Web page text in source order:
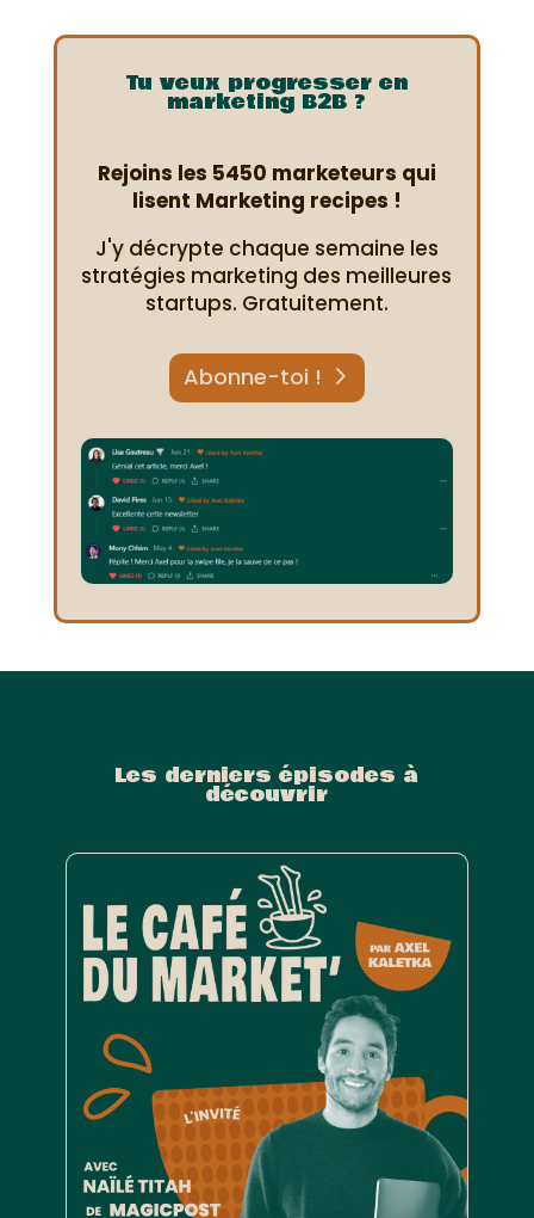
Tu veux progresser en
marketing B2B ?
Rejoins les 5450 marketeurs qui
lisent Marketing recipes !
J'y décrypte chaque semaine les
stratégies marketing des meilleures
startups. Gratuitement.
Abonne-toi !
Les derniers épisodes à
découvrir